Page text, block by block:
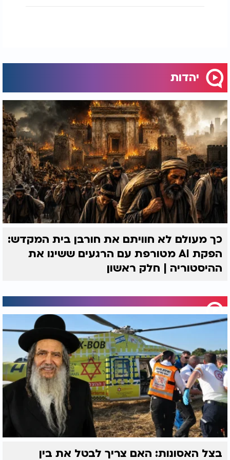
יהדות
כך מעולם לא חוויתם את חורבן בית המקדש:
הפקת AI מטורפת עם הרגעים ששינו את
ההיסטוריה | חלק ראשון
בצל האסונות: האם צריך לבטל את בין